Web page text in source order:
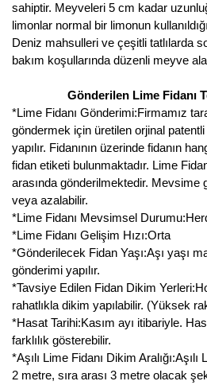
sahiptir. Meyveleri 5 cm kadar
limonlar normal bir limonun
Deniz mahsulleri ve çeşitli tatlılarda
bakım koşullarında düzenli meyve
Gönderilen Lime Fidanı
*Lime Fidanı Gönderimi:Firmamız
göndermek için üretilen orjinal
yapılır. Fidanının üzerinde fidanın
fidan etiketi bulunmaktadır. Lime
arasında gönderilmektedir. Mevsime
veya azalabilir.
*Lime Fidanı Mevsimsel
*Lime Fidanı Gelişim Hızı:Orta
*Gönderilecek Fidan Yaşı:Aşı yaşı
gönderimi yapılır.
*Tavsiye Edilen Fidan Dikim
rahatlıkla dikim yapılabilir. (Yüksek
*Hasat Tarihi:Kasım ayı itibariyle.
farklılık gösterebilir.
*Aşılı Lime Fidanı Dikim Aralığı:Aşılı
2 metre, sıra arası 3 metre olacak